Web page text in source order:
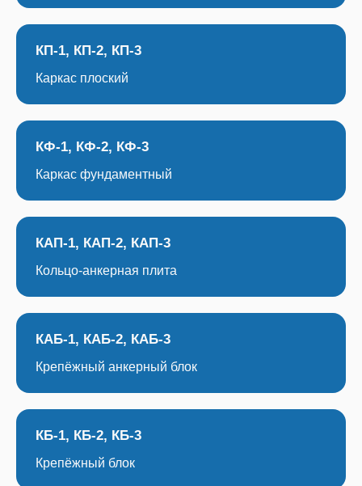
КП-1, КП-2, КП-3
Каркас плоский
КФ-1, КФ-2, КФ-3
Каркас фундаментный
КАП-1, КАП-2, КАП-3
Кольцо-анкерная плита
КАБ-1, КАБ-2, КАБ-3
Крепёжный анкерный блок
КБ-1, КБ-2, КБ-3
Крепёжный блок